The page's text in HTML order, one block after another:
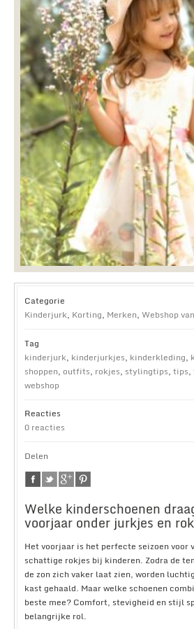
Categorie
Kinderjurk, Korting, Merken, Webshop
Tag
kinderjurk, kinderjurkjes, kinderkleding,
shoppen, outfits, rokjes, stylingtips, tips,
webshop
Reacties
0 reacties
Delen
Welke kinderschoenen
voorjaar onder jurkjes en
Het voorjaar is het perfecte seizoen voor
schattige rokjes bij kinderen. Zodra de
de zon zich vaker laat zien, worden
kast gehaald. Maar welke schoenen
beste mee? Comfort, stevigheid en stijl
belangrijke rol.